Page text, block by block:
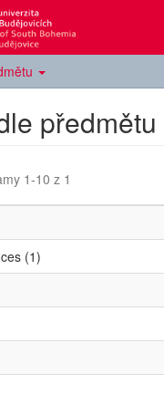
předmětu
1-10 z 1
(1)